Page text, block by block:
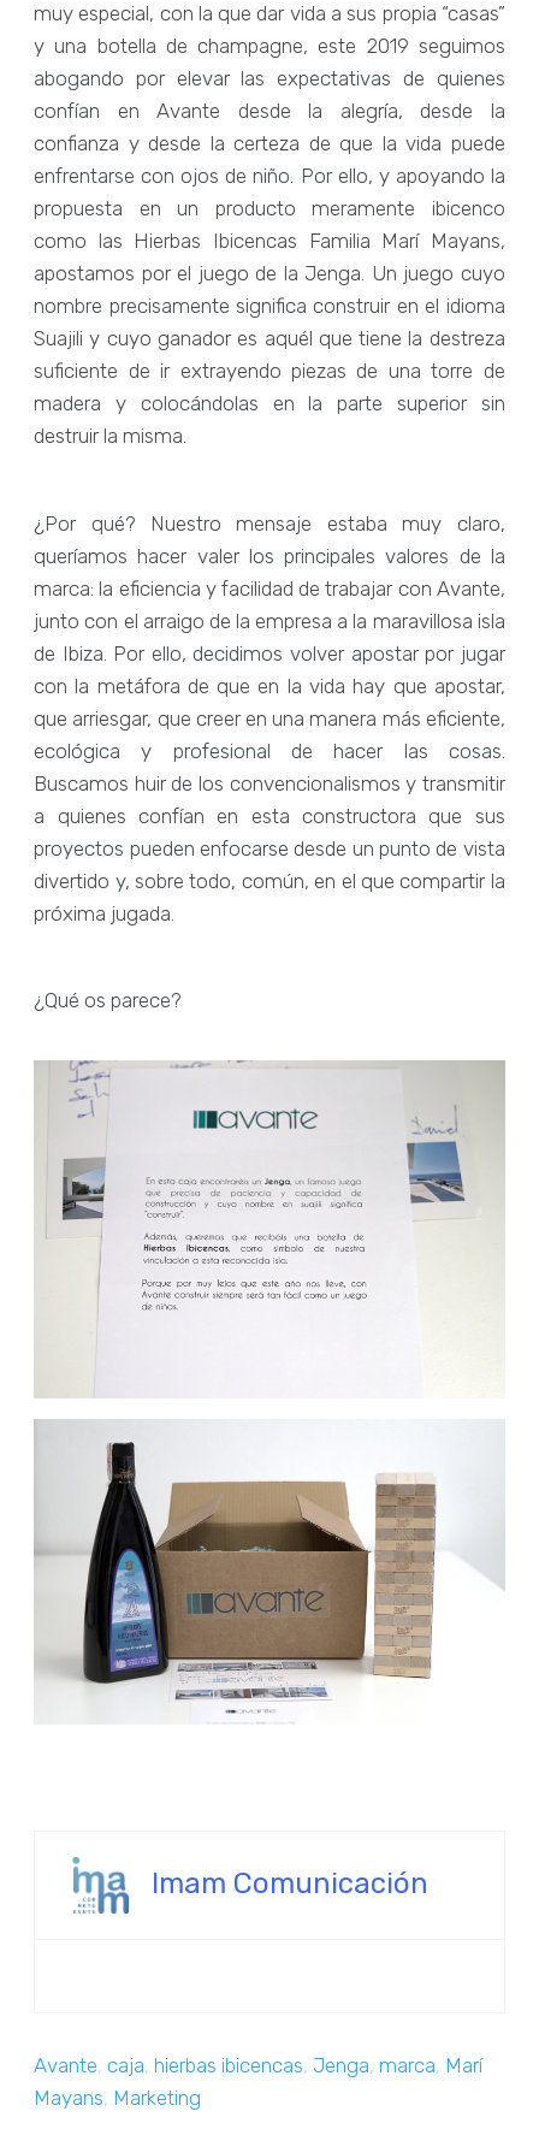
muy especial, con la que dar vida a sus propia “casas”
y una botella de champagne, este 2019 seguimos
abogando por elevar las expectativas de quienes
confían en Avante desde la alegría, desde la
confianza y desde la certeza de que la vida puede
enfrentarse con ojos de niño. Por ello, y apoyando la
propuesta en un producto meramente ibicenco
como las Hierbas Ibicencas Familia Marí Mayans,
apostamos por el juego de la Jenga. Un juego cuyo
nombre precisamente significa construir en el idioma
Suajili y cuyo ganador es aquél que tiene la destreza
suficiente de ir extrayendo piezas de una torre de
madera y colocándolas en la parte superior sin
destruir la misma.
¿Por qué? Nuestro mensaje estaba muy claro,
queríamos hacer valer los principales valores de la
marca: la eficiencia y facilidad de trabajar con Avante,
junto con el arraigo de la empresa a la maravillosa isla
de Ibiza. Por ello, decidimos volver apostar por jugar
con la metáfora de que en la vida hay que apostar,
que arriesgar, que creer en una manera más eficiente,
ecológica y profesional de hacer las cosas.
Buscamos huir de los convencionalismos y transmitir
a quienes confían en esta constructora que sus
proyectos pueden enfocarse desde un punto de vista
divertido y, sobre todo, común, en el que compartir la
próxima jugada.
¿Qué os parece?
Imam Comunicación
Avante,caja,hierbas ibicencas, Jenga,marca, Marí
Mayans, Marketing